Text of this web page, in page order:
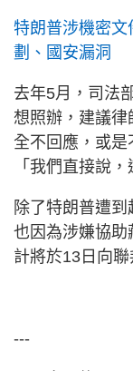
特朗普涉機密
劃、國安漏洞
去年5月，司法
想照辦，建議
全不回應，或是
「我們直接說
除了特朗普遭到
也因為涉嫌協助
計將於13日向
---